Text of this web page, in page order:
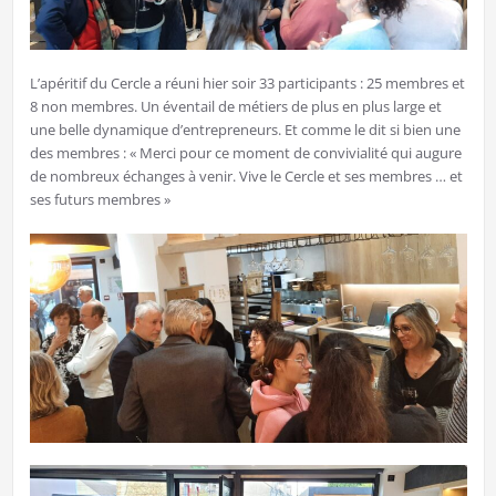
L’apéritif du Cercle a réuni hier soir 33 participants : 25 membres et
8 non membres. Un éventail de métiers de plus en plus large et
une belle dynamique d’entrepreneurs. Et comme le dit si bien une
des membres : « Merci pour ce moment de convivialité qui augure
de nombreux échanges à venir. Vive le Cercle et ses membres … et
ses futurs membres »